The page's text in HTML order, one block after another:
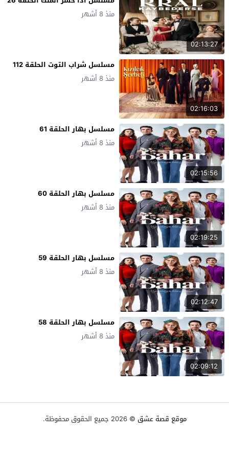
02:13:27
منذ 8 أشهر
02:16:03
مسلسل شراب التوت الحلقة 112
منذ 8 أشهر
02:15:56
مسلسل بهار الحلقة 61
منذ 8 أشهر
02:19:25
مسلسل بهار الحلقة 60
منذ 8 أشهر
02:12:47
مسلسل بهار الحلقة 59
منذ 8 أشهر
02:09:12
مسلسل بهار الحلقة 58
منذ 8 أشهر
موقع قصة عشق © 2026 جميع الحقوق محفوظة.